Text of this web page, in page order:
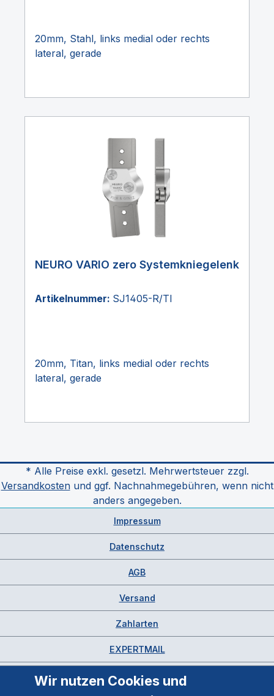
20mm, Stahl, links medial oder rechts
lateral, gerade
NEURO VARIO zero Systemkniegelenk
Artikelnummer: SJ1405-R/TI
20mm, Titan, links medial oder rechts
lateral, gerade
* Alle Preise exkl. gesetzl. Mehrwertsteuer zzgl.
Versandkostenund ggf. Nachnahmegebühren, wenn nicht
anders angegeben.
Impressum
Datenschutz
AGB
Versand
Zahlarten
EXPERTMAIL
Wir nutzen Cookies und